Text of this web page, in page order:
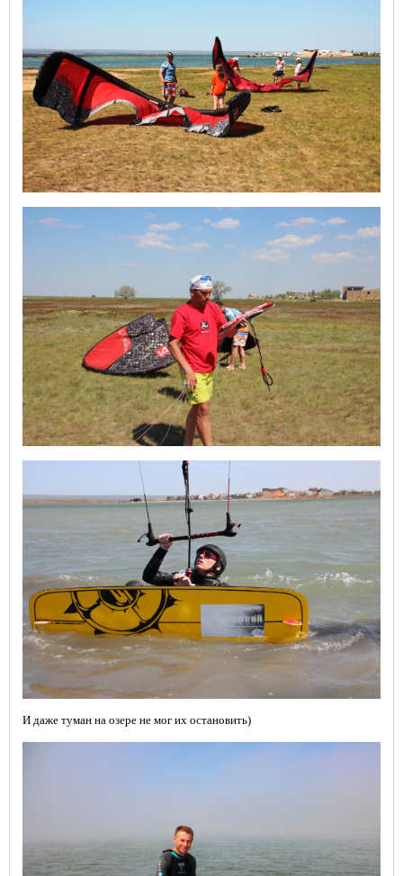
И даже туман на озере не мог их остановить)